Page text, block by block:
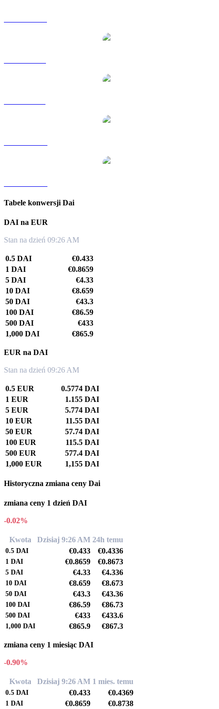
Tabele konwersji Dai
DAI na EUR
Stan na dzień 09:26 AM
0.5 DAI
€0.433
1 DAI
€0.8659
5 DAI
€4.33
10 DAI
€8.659
50 DAI
€43.3
100 DAI
€86.59
500 DAI
€433
1,000 DAI
€865.9
EUR na DAI
Stan na dzień 09:26 AM
0.5 EUR
0.5774 DAI
1 EUR
1.155 DAI
5 EUR
5.774 DAI
10 EUR
11.55 DAI
50 EUR
57.74 DAI
100 EUR
115.5 DAI
500 EUR
577.4 DAI
1,000 EUR
1,155 DAI
Historyczna zmiana ceny Dai
zmiana ceny 1 dzień DAI
-0.02%
Kwota Dzisiaj 9:26 AM 24h temu
0.5 DAI €0.433 €0.4336
1 DAI €0.8659 €0.8673
5 DAI €4.33 €4.336
10 DAI €8.659 €8.673
50 DAI €43.3 €43.36
100 DAI €86.59 €86.73
500 DAI €433 €433.6
1,000 DAI €865.9 €867.3
zmiana ceny 1 miesiąc DAI
-0.90%
Kwota Dzisiaj 9:26 AM 1 mies. temu
0.5 DAI €0.433 €0.4369
1 DAI €0.8659 €0.8738